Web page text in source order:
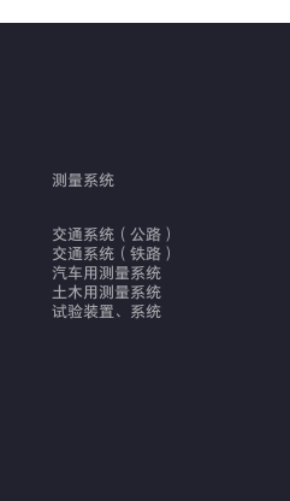
测量系统
交通系统（公路）
交通系统（铁路）
汽车用测量系统
土木用测量系统
试验装置、系统